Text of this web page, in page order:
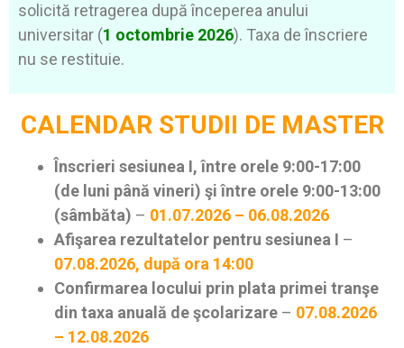
solicită retragerea după începerea anului
universitar (1 octombrie 2026). Taxa de înscriere
nu se restituie.
CALENDAR STUDII DE MASTER
Înscrieri sesiunea I, între orele 9:00-17:00
(de luni până vineri) şi între orele 9:00-13:00
(sâmbăta) – 01.07.2026 – 06.08.2026
Afişarea rezultatelor pentru sesiunea I –
07.08.2026, după ora 14:00
Confirmarea locului prin plata primei tranşe
din taxa anuală de şcolarizare – 07.08.2026
– 12.08.2026